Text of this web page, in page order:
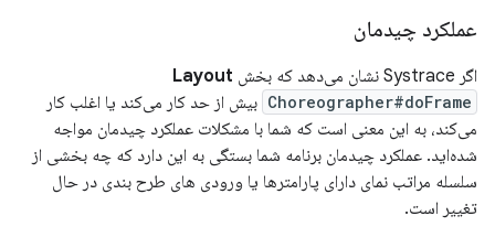
عملکرد چیدمان
اگر Systrace نشان می‌دهد که بخش Layout
Choreographer#doFrame بیش از حد کار می‌کند یا اغلب کار
می‌کند، به این معنی است که شما با مشکلات عملکرد چیدمان مواجه
شده‌اید. عملکرد چیدمان برنامه شما بستگی به این دارد که چه بخشی از
سلسله مراتب نمای دارای پارامترها یا ورودی های طرح بندی در حال
تغییر است.